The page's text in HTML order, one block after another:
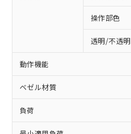
操作部色
透明/不透明
動作機能
ベゼル材質
負荷